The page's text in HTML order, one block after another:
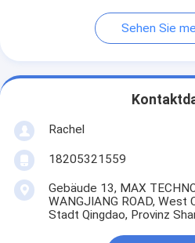
Sehen Sie
Rachel
18205321559
Gebäude 13, MAX
WANGJIANG ROAD, West
Stadt Qingdao, Provinz